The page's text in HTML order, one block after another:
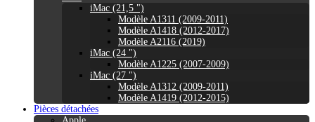
iMac (21,5 ")
Modèle A1311 (2009-2011)
Modèle A1418 (2012-2017)
Modèle A2116 (2019)
iMac (24 ")
Modèle A1225 (2007-2009)
iMac (27 ")
Modèle A1312 (2009-2011)
Modèle A1419 (2012-2015)
Pièces détachées